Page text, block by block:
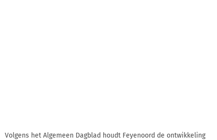
Volgens het Algemeen Dagblad houdt Feyenoord de ontwikkeling